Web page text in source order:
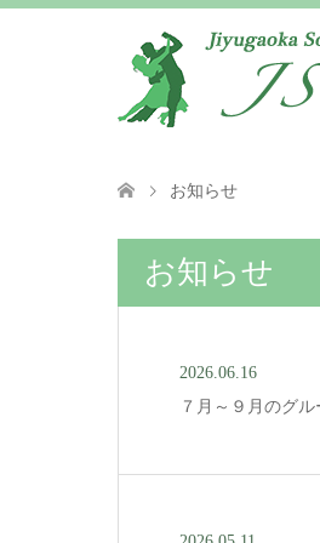
お知らせ
お知らせ
2026.06.16
７月～９月のグ